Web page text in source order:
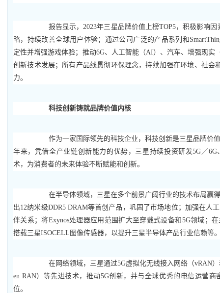
报告显示，2023年三星品牌价值上榜TOP5，积极影响因
略，持续改善全球用户体验；通过公司广泛的产品系列和
定性并增强游戏体验；推动6G、人工智能（AI）、汽车、增强现实
创新技术发展；所有产品线贯彻环保理念，持续加强在环境、社会
力。
科技创新铸就品牌价值内核
作为一家国际领先的科技企业，科技创新是三星品牌价
年来，凭借全产业链创新能力的优势，三星持续投资研发5G／
术，为消费者的未来体验不断赋能和创新。
在半导体领域，三星在多个前景广阔行业的技术布局赢
出12纳米级DDR5 DRAM等首创产品，巩固了市场地位；加强在人
伴关系；将Exynos处理器应用范围扩大至穿戴式设备和5G领域；
搭载三星ISOCELL图像传感器，以提升三星半导体产品行业信赖等
在网络领域，三星通过5G虚拟化无线接入网络（vRAN
en RAN）等先进技术，推动5G创新，并与全球优秀的电信运营商
位。